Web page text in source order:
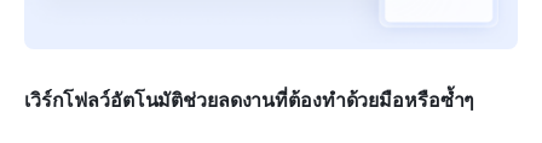
เวิร์กโฟลว์อัตโนมัติช่วยลดงานที่ต้องทำด้วยมือหรือซ้ำๆ